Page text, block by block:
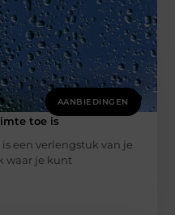
AANBIEDINGEN
toe is
een verlengstuk van je
waar je kunt